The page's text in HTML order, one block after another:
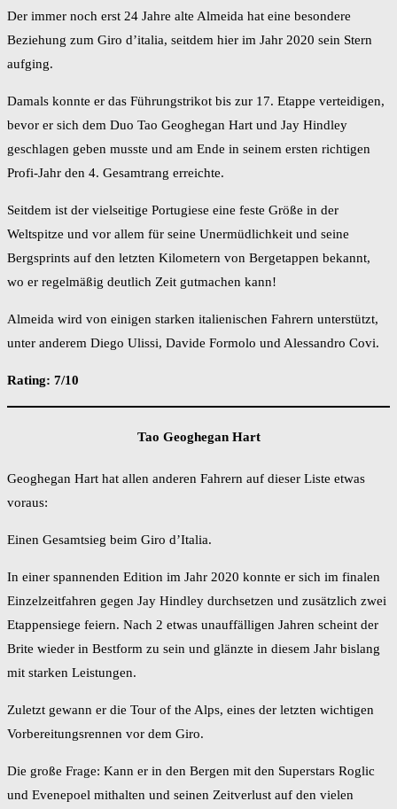
Der immer noch erst 24 Jahre alte Almeida hat eine besondere
Beziehung zum Giro d’italia, seitdem hier im Jahr 2020 sein Stern
aufging.
Damals konnte er das Führungstrikot bis zur 17. Etappe verteidigen,
bevor er sich dem Duo Tao Geoghegan Hart und Jay Hindley
geschlagen geben musste und am Ende in seinem ersten richtigen
Profi-Jahr den 4. Gesamtrang erreichte.
Seitdem ist der vielseitige Portugiese eine feste Größe in der
Weltspitze und vor allem für seine Unermüdlichkeit und seine
Bergsprints auf den letzten Kilometern von Bergetappen bekannt,
wo er regelmäßig deutlich Zeit gutmachen kann!
Almeida wird von einigen starken italienischen Fahrern unterstützt,
unter anderem Diego Ulissi, Davide Formolo und Alessandro Covi.
Rating: 7/10
Tao Geoghegan Hart
Geoghegan Hart hat allen anderen Fahrern auf dieser Liste etwas
voraus:
Einen Gesamtsieg beim Giro d’Italia.
In einer spannenden Edition im Jahr 2020 konnte er sich im finalen
Einzelzeitfahren gegen Jay Hindley durchsetzen und zusätzlich zwei
Etappensiege feiern. Nach 2 etwas unauffälligen Jahren scheint der
Brite wieder in Bestform zu sein und glänzte in diesem Jahr bislang
mit starken Leistungen.
Zuletzt gewann er die Tour of the Alps, eines der letzten wichtigen
Vorbereitungsrennen vor dem Giro.
Die große Frage: Kann er in den Bergen mit den Superstars Roglic
und Evenepoel mithalten und seinen Zeitverlust auf den vielen